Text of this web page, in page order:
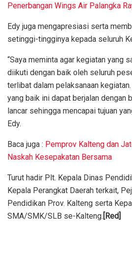
Penerbangan Wings Air Palangka
Edy juga mengapresiasi serta
setinggi-tingginya kepada seluruh
“Saya meminta agar kegiatan yang
diikuti dengan baik oleh seluruh
terlibat dalam pelaksanaan
yang baik ini dapat berjalan dengan
lancar sehingga mencapai tujuan
Edy.
Baca juga : Pemprov Kalteng dan
Naskah Kesepakatan Bersama
Turut hadir Plt. Kepala Dinas
Kepala Perangkat Daerah terkait,
Pendidikan Prov. Kalteng serta
SMA/SMK/SLB se-Kalteng. [Red]